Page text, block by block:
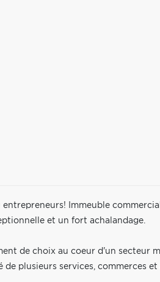
Immeuble
et un fort achalandage.
de choix au coeur d'un secteur
plusieurs services, commerces